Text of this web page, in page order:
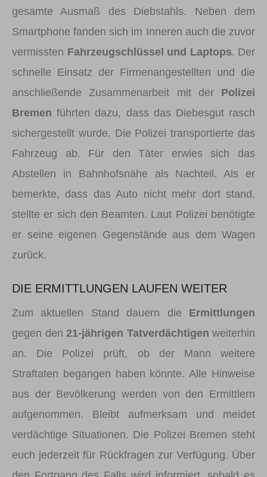
gesamte Ausmaß des Diebstahls. Neben dem
Smart­phone fanden sich im Inneren auch die zuvor
vermissten Fahrzeugschlüssel und Laptops. Der
schnelle Einsatz der Firmenangestellten und die
anschließende Zusammenarbeit mit der Polizei
Bremen führten dazu, dass das Diebesgut rasch
sichergestellt wurde. Die Polizei transportierte das
Fahrzeug ab. Für den Täter erwies sich das
Abstellen in Bahnhofsnähe als Nachteil. Als er
bemerkte, dass das Auto nicht mehr dort stand,
stellte er sich den Beamten. Laut Polizei benötigte
er seine eigenen Gegenstände aus dem Wagen
zurück.
DIE ERMITTLUNGEN LAUFEN WEITER
Zum aktuellen Stand dauern die Ermittlungen
gegen den 21-jährigen Tatverdächtigen weiterhin
an. Die Polizei prüft, ob der Mann weitere
Straftaten begangen haben könnte. Alle Hinweise
aus der Bevölkerung werden von den Ermittlern
aufgenommen. Bleibt aufmerksam und meidet
verdächtige Situationen. Die Polizei Bremen steht
euch jederzeit für Rückfragen zur Verfügung. Über